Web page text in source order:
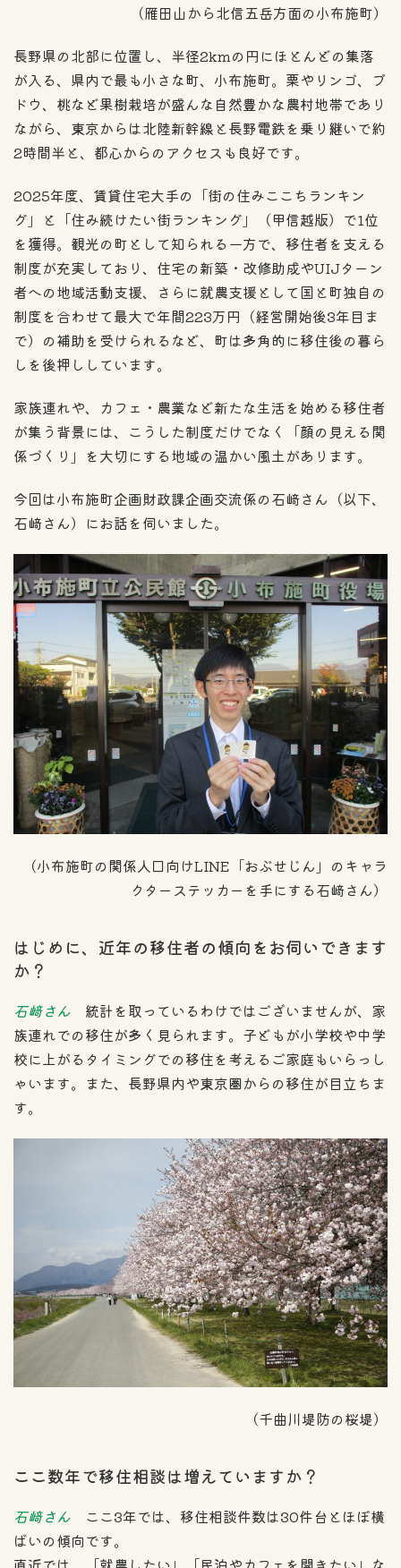
（雁田山から北信五岳方面の小布施町）
長野県の北部に位置し、半径2kmの円にほとんどの集落
が入る、県内で最も小さな町、小布施町。栗やリンゴ、ブ
ドウ、桃など果樹栽培が盛んな自然豊かな農村地帯であり
ながら、東京からは北陸新幹線と長野電鉄を乗り継いで約
2時間半と、都心からのアクセスも良好です。
2025年度、賃貸住宅大手の「街の住みここちランキン
グ」と「住み続けたい街ランキング」（甲信越版）で1位
を獲得。観光の町として知られる一方で、移住者を支える
制度が充実しており、住宅の新築・改修助成やUIJターン
者への地域活動支援、さらに就農支援として国と町独自の
制度を合わせて最大で年間223万円（経営開始後3年目ま
で）の補助を受けられるなど、町は多角的に移住後の暮ら
しを後押ししています。
家族連れや、カフェ・農業など新たな生活を始める移住者
が集う背景には、こうした制度だけでなく「顔の見える関
係づくり」を大切にする地域の温かい風土があります。
今回は小布施町企画財政課企画交流係の石﨑さん（以下、
石﨑さん）にお話を伺いました。
（小布施町の関係人口向けLINE「おぶせじん」のキャラ
クターステッカーを手にする石﨑さん）
はじめに、近年の移住者の傾向をお伺いできます
か？
石﨑さん 統計を取っているわけではございませんが、家
族連れでの移住が多く見られます。子どもが小学校や中学
校に上がるタイミングでの移住を考えるご家庭もいらっし
ゃいます。また、長野県内や東京圏からの移住が目立ちま
す。
（千曲川堤防の桜堤）
ここ数年で移住相談は増えていますか？
石﨑さん ここ3年では、移住相談件数は30件台とほぼ横
ばいの傾向です。